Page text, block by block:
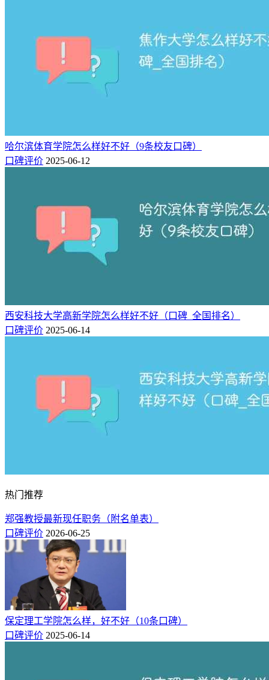
哈尔滨体育学院怎么样好不好（9条校友口碑）
口碑评价 2025-06-12
西安科技大学高新学院怎么样好不好（口碑_全国排名）
口碑评价 2025-06-14
热门推荐
郑强教授最新现任职务（附名单表）
口碑评价 2026-06-25
保定理工学院怎么样，好不好（10条口碑）
口碑评价 2025-06-14